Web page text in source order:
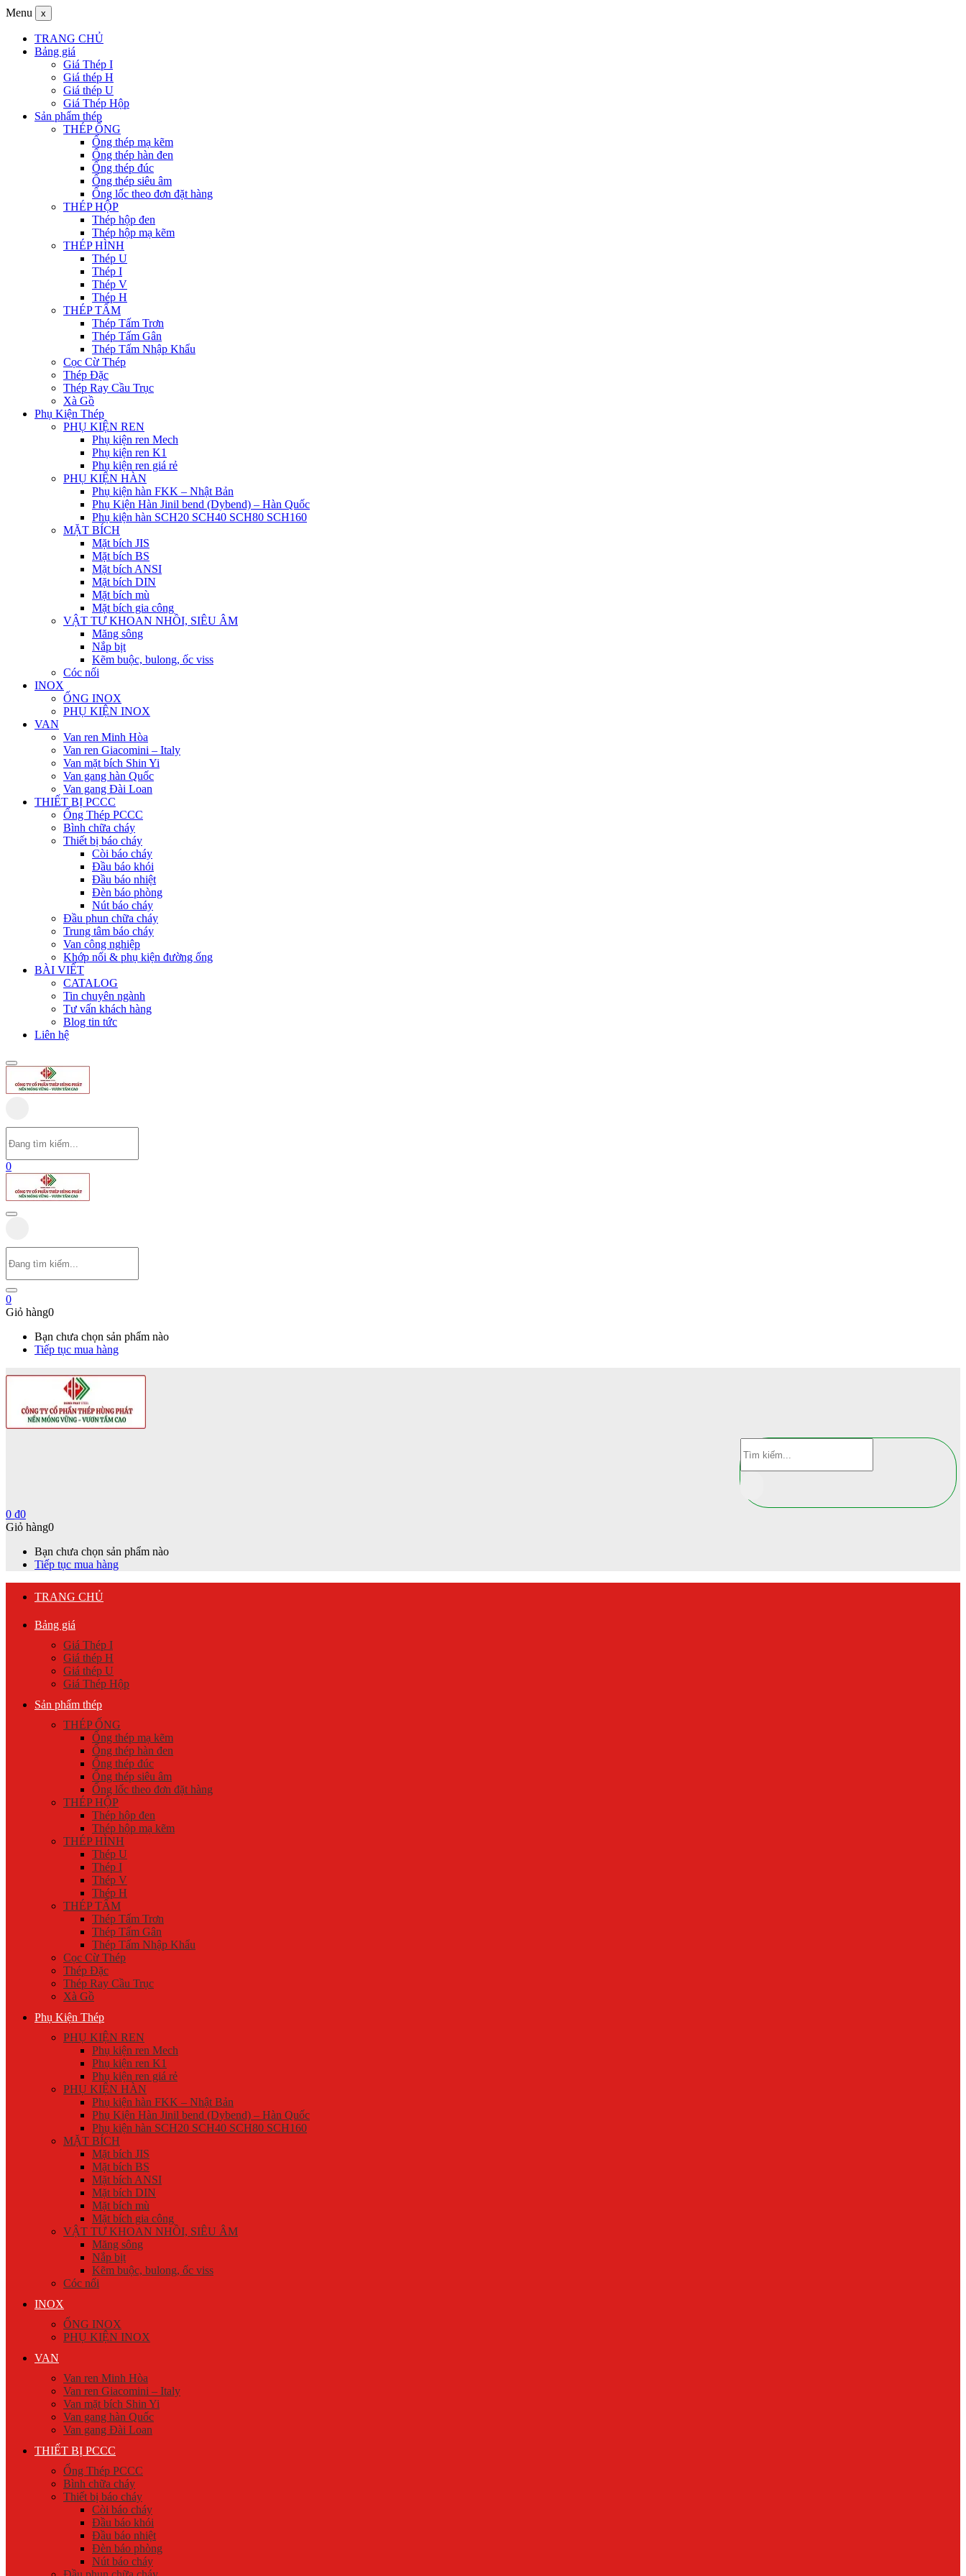
Menu x
TRANG CHỦ
Bảng giá
Giá Thép I
Giá thép H
Giá thép U
Giá Thép Hộp
Sản phẩm thép
THÉP ỐNG
Ống thép mạ kẽm
Ống thép hàn đen
Ống thép đúc
Ống thép siêu âm
Ống lốc theo đơn đặt hàng
THÉP HỘP
Thép hộp đen
Thép hộp mạ kẽm
THÉP HÌNH
Thép U
Thép I
Thép V
Thép H
THÉP TẤM
Thép Tấm Trơn
Thép Tấm Gân
Thép Tấm Nhập Khẩu
Cọc Cừ Thép
Thép Đặc
Thép Ray Cầu Trục
Xà Gồ
Phụ Kiện Thép
PHỤ KIỆN REN
Phụ kiện ren Mech
Phụ kiện ren K1
Phụ kiện ren giá rẻ
PHỤ KIỆN HÀN
Phụ kiện hàn FKK – Nhật Bản
Phụ Kiện Hàn Jinil bend (Dybend) – Hàn Quốc
Phụ kiện hàn SCH20 SCH40 SCH80 SCH160
MẶT BÍCH
Mặt bích JIS
Mặt bích BS
Mặt bích ANSI
Mặt bích DIN
Mặt bích mù
Mặt bích gia công
VẬT TƯ KHOAN NHỒI, SIÊU ÂM
Măng sông
Nắp bịt
Kẽm buộc, bulong, ốc viss
Cóc nối
INOX
ỐNG INOX
PHỤ KIỆN INOX
VAN
Van ren Minh Hòa
Van ren Giacomini – Italy
Van mặt bích Shin Yi
Van gang hàn Quốc
Van gang Đài Loan
THIẾT BỊ PCCC
Ống Thép PCCC
Bình chữa cháy
Thiết bị báo cháy
Còi báo cháy
Đầu báo khói
Đầu báo nhiệt
Đèn báo phòng
Nút báo cháy
Đầu phun chữa cháy
Trung tâm báo cháy
Van công nghiệp
Khớp nối & phụ kiện đường ống
BÀI VIẾT
CATALOG
Tin chuyên ngành
Tư vấn khách hàng
Blog tin tức
Liên hệ
0
0
Giỏ hàng0
Bạn chưa chọn sản phẩm nào
Tiếp tục mua hàng
0 ₫0
Giỏ hàng0
Bạn chưa chọn sản phẩm nào
Tiếp tục mua hàng
TRANG CHỦ
Bảng giá
Giá Thép I
Giá thép H
Giá thép U
Giá Thép Hộp
Sản phẩm thép
THÉP ỐNG
Ống thép mạ kẽm
Ống thép hàn đen
Ống thép đúc
Ống thép siêu âm
Ống lốc theo đơn đặt hàng
THÉP HỘP
Thép hộp đen
Thép hộp mạ kẽm
THÉP HÌNH
Thép U
Thép I
Thép V
Thép H
THÉP TẤM
Thép Tấm Trơn
Thép Tấm Gân
Thép Tấm Nhập Khẩu
Cọc Cừ Thép
Thép Đặc
Thép Ray Cầu Trục
Xà Gồ
Phụ Kiện Thép
PHỤ KIỆN REN
Phụ kiện ren Mech
Phụ kiện ren K1
Phụ kiện ren giá rẻ
PHỤ KIỆN HÀN
Phụ kiện hàn FKK – Nhật Bản
Phụ Kiện Hàn Jinil bend (Dybend) – Hàn Quốc
Phụ kiện hàn SCH20 SCH40 SCH80 SCH160
MẶT BÍCH
Mặt bích JIS
Mặt bích BS
Mặt bích ANSI
Mặt bích DIN
Mặt bích mù
Mặt bích gia công
VẬT TƯ KHOAN NHỒI, SIÊU ÂM
Măng sông
Nắp bịt
Kẽm buộc, bulong, ốc viss
Cóc nối
INOX
ỐNG INOX
PHỤ KIỆN INOX
VAN
Van ren Minh Hòa
Van ren Giacomini – Italy
Van mặt bích Shin Yi
Van gang hàn Quốc
Van gang Đài Loan
THIẾT BỊ PCCC
Ống Thép PCCC
Bình chữa cháy
Thiết bị báo cháy
Còi báo cháy
Đầu báo khói
Đầu báo nhiệt
Đèn báo phòng
Nút báo cháy